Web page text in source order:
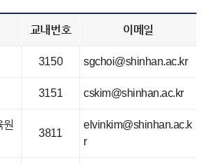
교내번호 이메일
3150 sgchoi@shinhan.ac.kr
3151 cskim@shinhan.ac.kr
원
3811
elvinkim@shinhan.ac.k
r